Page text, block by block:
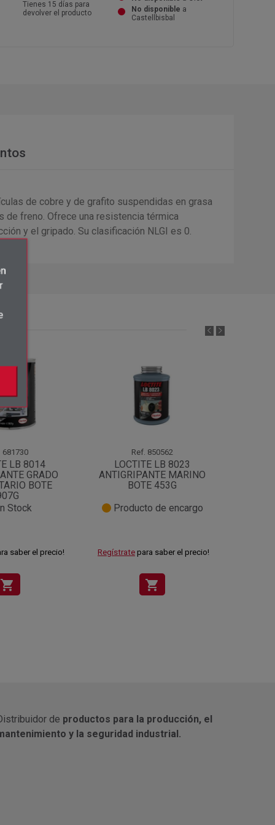
Tienes 15 días para
devolver el producto
No disponible a
Castellbisbal
de cobre y de grafito suspendidas en grasa
de freno. Ofrece una resistencia térmica
y el gripado. Su clasificación NLGI es 0.
681730
LB 8014
GRADO
BOTE
Stock
saber el precio!
shopping_cart
Ref. 850562
LOCTITE LB 8023
ANTIGRIPANTE MARINO
BOTE 453G
Producto de encargo
Regístrate para saber el precio!
shopping_cart
de productos para la producción, el
y la seguridad industrial.